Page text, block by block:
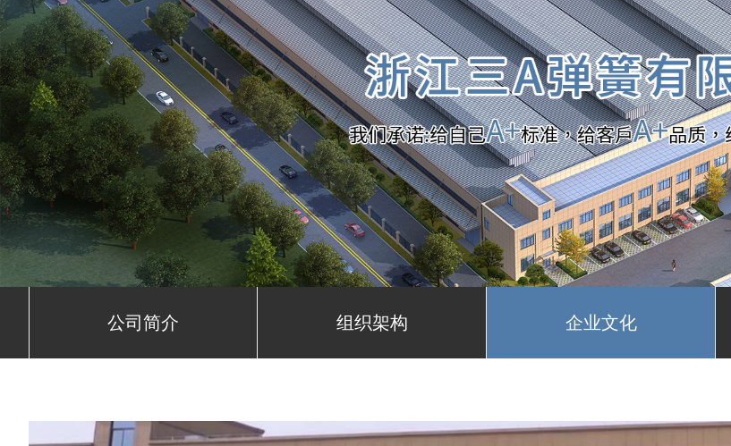
公司简介 组织架构 企业文化